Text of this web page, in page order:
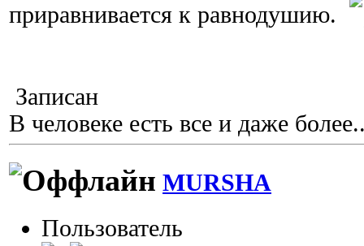
приравнивается к равнодушию.
Записан
В человеке есть все и даже
MURSHA
Пользователь